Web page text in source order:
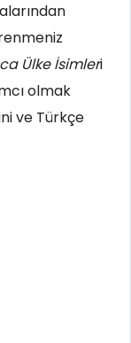
Ülke İsimleri
olmak
ve Türkçe